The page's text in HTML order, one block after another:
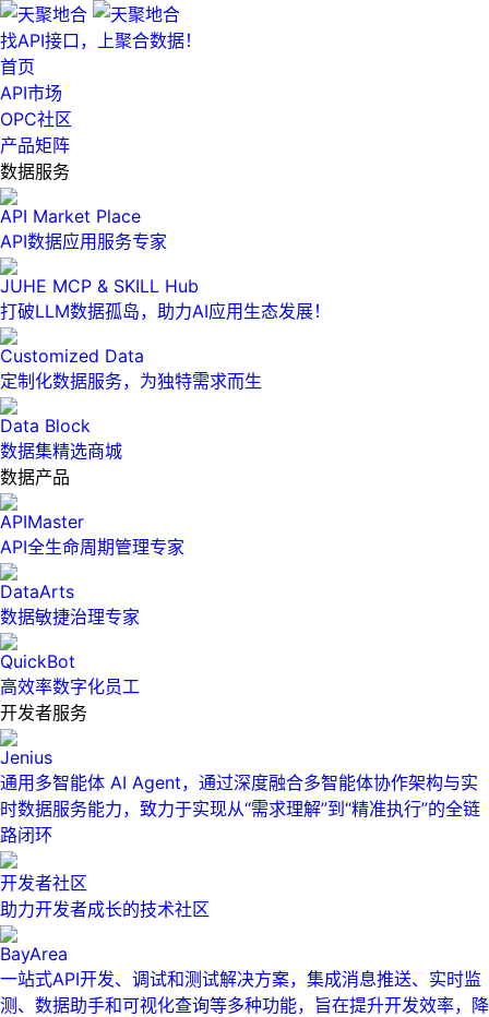
找API接口，上聚合数据！
首页
API市场
OPC社区
产品矩阵
数据服务
API Market Place
API数据应用服务专家
JUHE MCP & SKILL Hub
打破LLM数据孤岛，助力AI应用生态发展！
Customized Data
定制化数据服务，为独特需求而生
Data Block
数据集精选商城
数据产品
APIMaster
API全生命周期管理专家
DataArts
数据敏捷治理专家
QuickBot
高效率数字化员工
开发者服务
Jenius
通用多智能体 AI Agent，通过深度融合多智能体协作架构与实
时数据服务能力，致力于实现从“需求理解”到“精准执行”的全链
路闭环
开发者社区
助力开发者成长的技术社区
BayArea
一站式API开发、调试和测试解决方案，集成消息推送、实时监
测、数据助手和可视化查询等多种功能，旨在提升开发效率，降